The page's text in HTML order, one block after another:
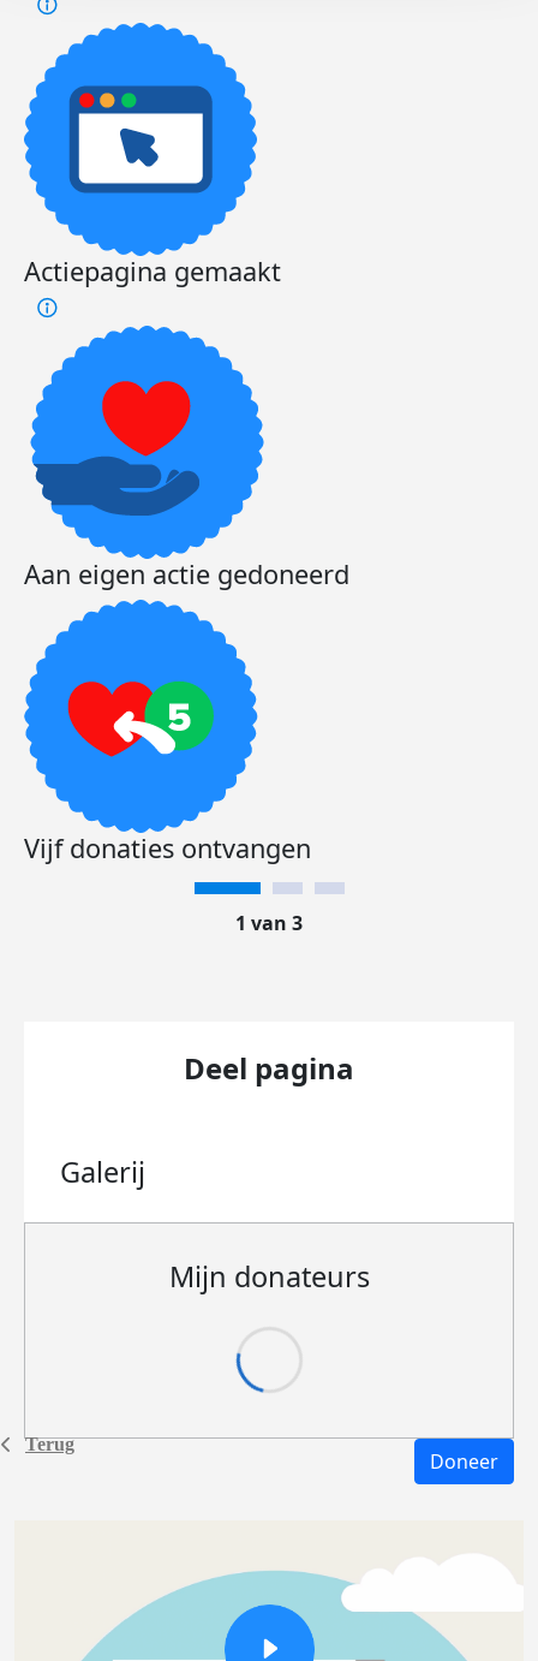
Terug
Actiepagina gemaakt
Aan eigen actie gedoneerd
Vijf donaties ontvangen
1 van 3
Deel pagina
Galerij
Mijn donateurs
Doneer